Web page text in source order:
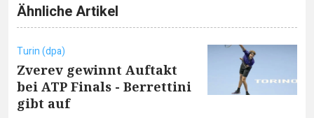
Ähnliche Artikel
Turin (dpa)
Zverev gewinnt Auftakt
bei ATP Finals - Berrettini
gibt auf